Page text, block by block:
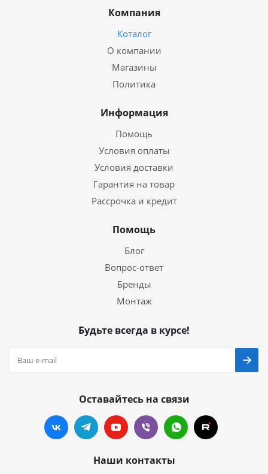
Компания
Коталог
О компании
Магазины
Политика
Информация
Помощь
Условия оплаты
Условия доставки
Гарантия на товар
Рассрочка и кредит
Помощь
Блог
Вопрос-ответ
Бренды
Монтаж
Будьте всегда в курсе!
Оставайтесь на связи
Наши контакты